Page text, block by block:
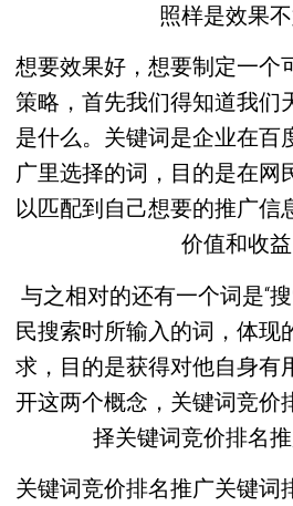
照样是效果不
想要效果好，想要制定一个
策略，首先我们得知道我们
是什么。关键词是企业在百
广里选择的词，目的是在网
以匹配到自己想要的推广信
价值和收益
与之相对的还有一个词是“
民搜索时所输入的词，体现
求，目的是获得对他自身有
开这两个概念，关键词竞价
择关键词竞价排名推
关键词竞价排名推广关键词